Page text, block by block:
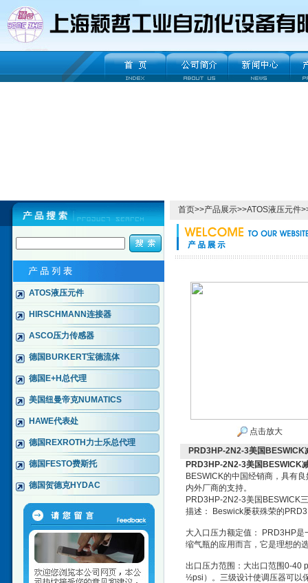
ATOS液压元件
HIRSCHMANN连接器
ASCO压力传感器
德国BURKERT宝德流体
德国E+H总代理
美国纽曼帝克NUMATICS
HAWE代表处
德国REXROTH力士乐总代理
德国FESTO费斯托
德国贺德克HYDAC
首页>>产品展示>>ATOS液压元件
点击放大
PRD3HP-2N2-3美国BESWICK
PRD3HP-2N2-3美国BESWICK
BESWICK的中国经销商，具有
内外厂商的支持。
PRD3HP-2N2-3美国BESWICK
描述： Beswick屡获殊荣的
大入口压力额定值： PRD3HP
缩气瓶的应用而言，它是理想的
出口压力范围：大出口范围0-40
½psi）。三级设计使调压器可以